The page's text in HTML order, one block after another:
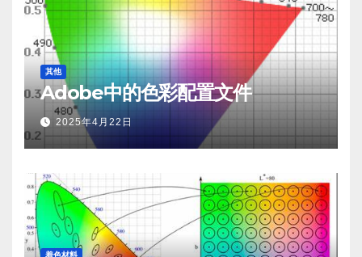
其他
Adobe中的色彩配置文件
2025年4月22日
着色材料